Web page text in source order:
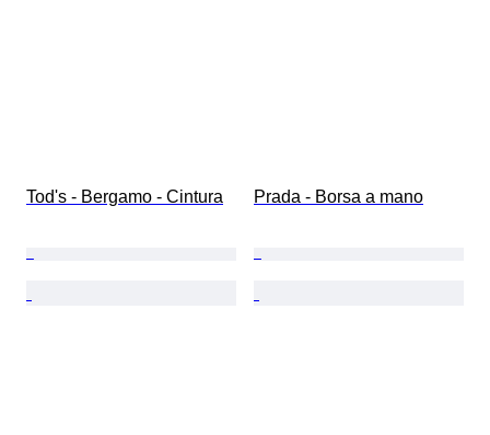
Tod's - Bergamo - Cintura Prada - Borsa a mano